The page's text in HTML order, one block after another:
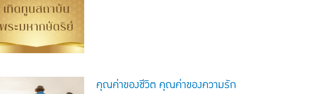
คุณค่าของชีวิต คุณค่าของความรัก